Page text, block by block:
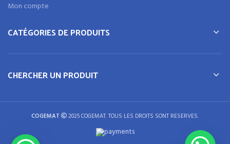
Mon compte
CATÉGORIES DE PRODUITS
CHERCHER UN PRODUIT
COGEMAT 2025 COGEMAT. TOUS LES DROITS SONT RESERVES.